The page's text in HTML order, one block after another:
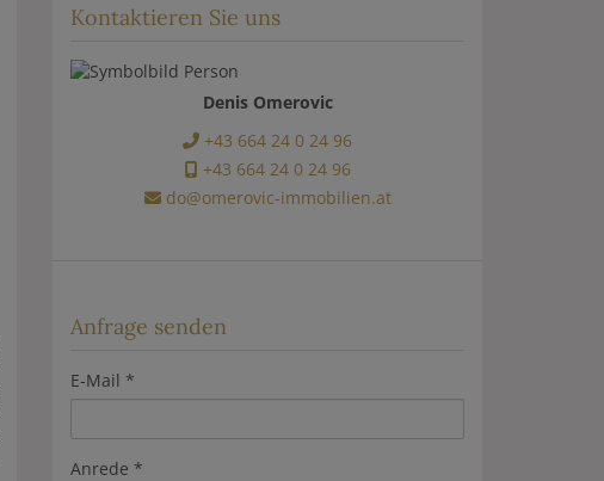
Kontaktieren Sie uns
Denis Omerovic
+43 664 24 0 24 96
+43 664 24 0 24 96
do@omerovic-immobilien.at
Anfrage senden
E-Mail
Anrede